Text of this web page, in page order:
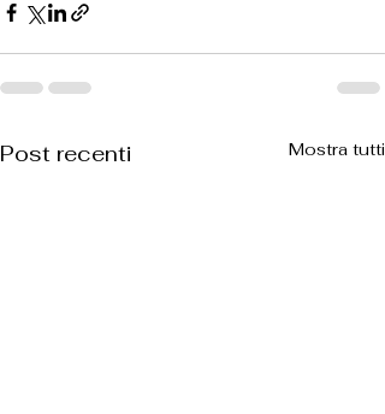
Post recenti Mostra tutti